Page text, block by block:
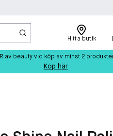
Hitta butik
av beauty vid köp av minst 2
Köp här